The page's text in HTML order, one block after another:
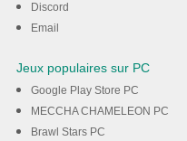
Discord
Email
Jeux populaires sur PC
Google Play Store PC
MECCHA CHAMELEON PC
Brawl Stars PC